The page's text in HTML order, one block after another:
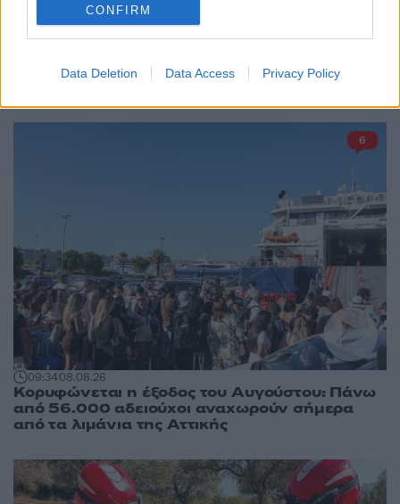
CONFIRM
Data Deletion Data Access Privacy Policy
Ελλάδα: Περισσότερα
09:3408.08.26
Κορυφώνεται η έξοδος του Αυγούστου: Πάνω
από 56.000 αδειούχοι αναχωρούν σήμερα
από τα λιμάνια της Αττικής
6